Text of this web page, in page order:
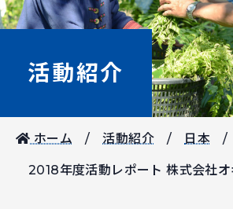
活動紹介
ホーム 活動紹介 日本
2018年度活動レポート 株式会社オ